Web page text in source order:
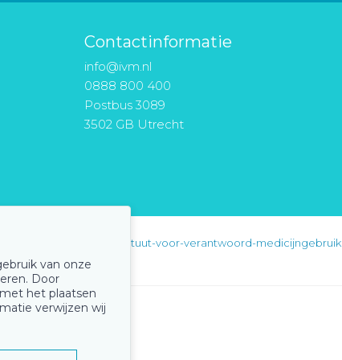
Contactinformatie
info@ivm.nl
0888 800 400
Postbus 3089
3502 GB Utrecht
instituut-voor-verantwoord-medicijngebruik
van onze
Door
het plaatsen
verwijzen wij